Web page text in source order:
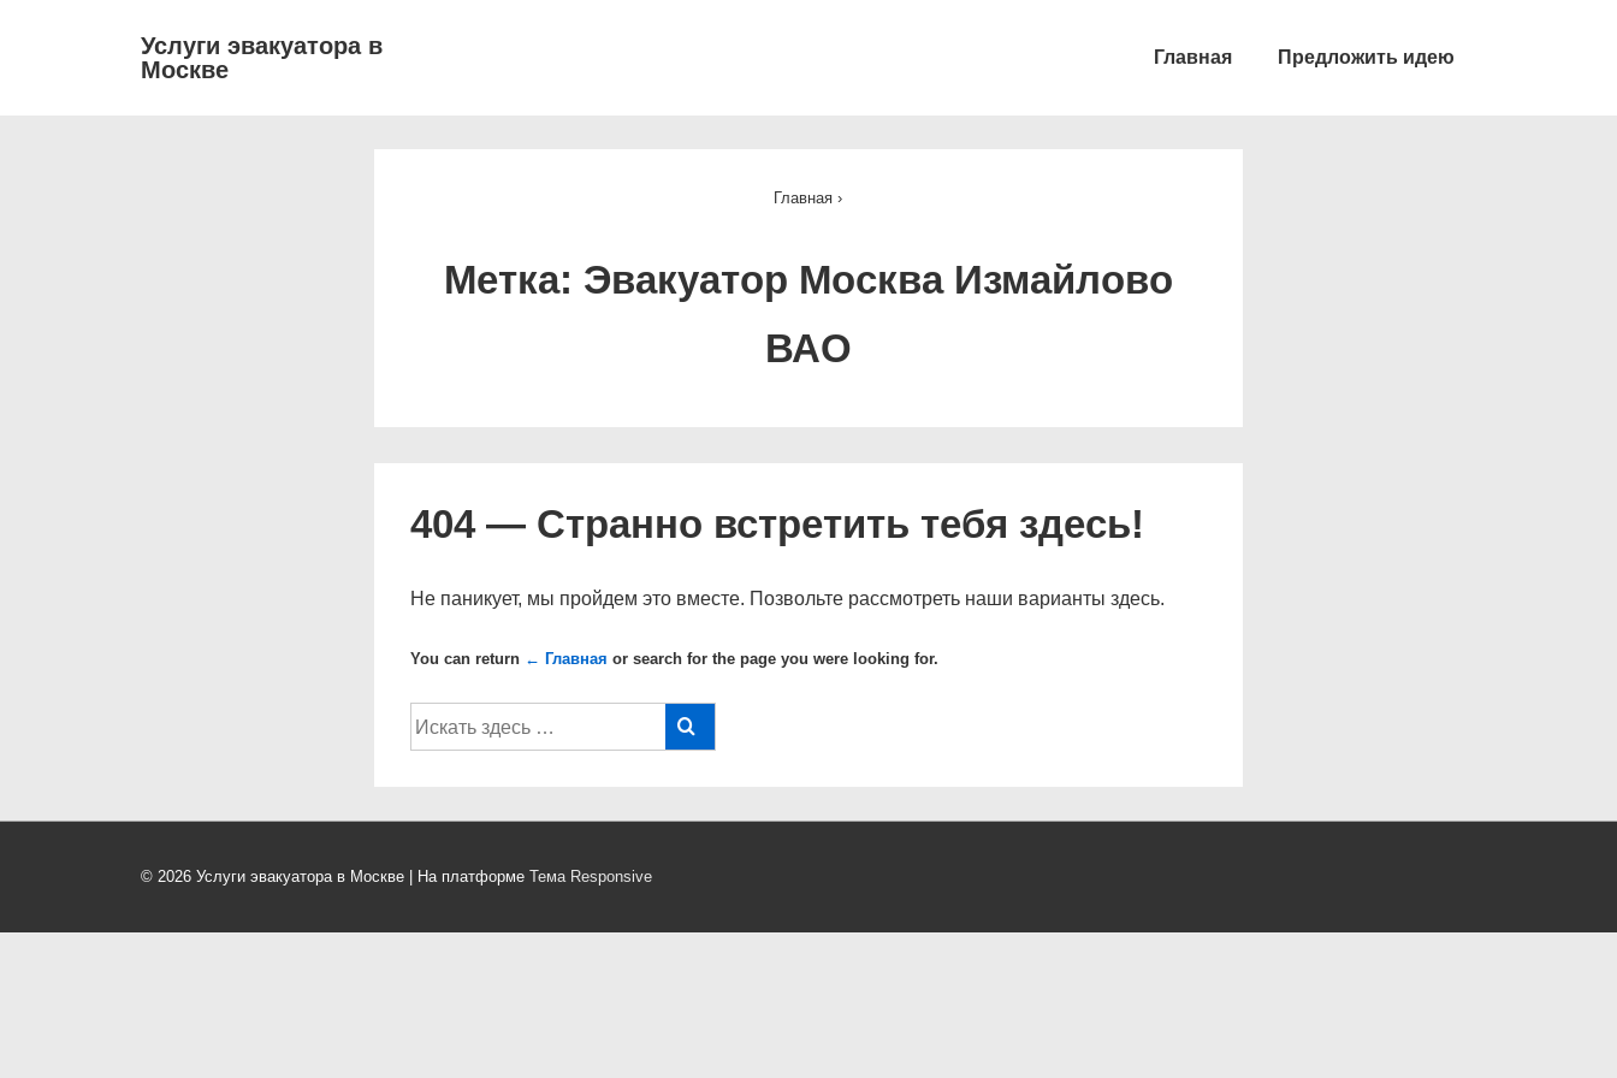
Услуги эвакуатора в
Москве
Главная Предложить идею
Главная ›
Метка: Эвакуатор Москва Измайлово
ВАО
404 — Странно встретить тебя здесь!
Не паникует, мы пройдем это вместе. Позвольте рассмотреть наши варианты здесь.
You can return ← Главная or search for the page you were looking for.
Поиск
по:
© 2026 Услуги эвакуатора в Москве | На платформе Тема Responsive